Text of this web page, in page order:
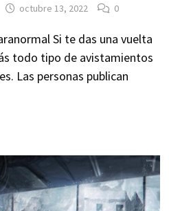
octubre 13, 2022 0
Si te das una vuelta
todo tipo de avistamientos
Las personas publican